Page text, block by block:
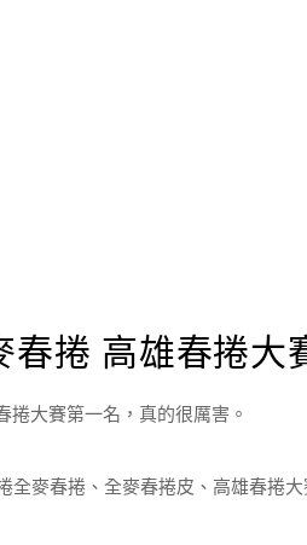
春捲 高雄春捲大
捲大賽第一名，真的很厲害。